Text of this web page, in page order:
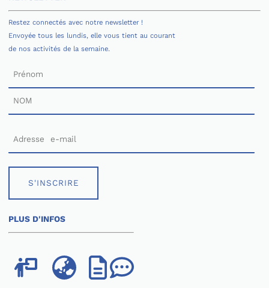
Restez connectés avec notre newsletter !
Envoyée tous les lundis, elle vous tient au courant
de nos activités de la semaine.
S'INSCRIRE
PLUS D'INFOS